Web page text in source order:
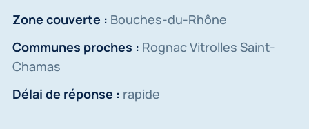
Zone couverte : Bouches-du-Rhône
Communes proches : Rognac Vitrolles Saint-
Chamas
Délai de réponse : rapide